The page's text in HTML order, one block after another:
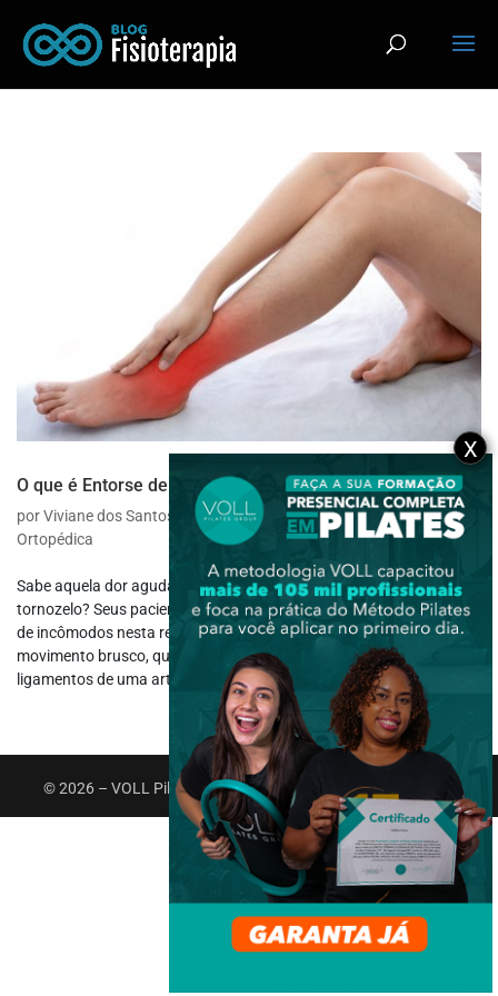
O que é Entorse de Tornozelo? Saiba como tratá-la!
porViviane dos Santos Souza|abr 11, 2022|Fisioterapia
Ortopédica
Sabe aquela dor aguda, que acontece após uma torção no
tornozelo? Seus pacientes já procuraram atendimento reclamando
de incômodos nesta região? A entorse do tornozelo é um
movimento brusco, que leva a um estiramento ou ruptura de
ligamentos de uma articulação. Esse...
© 2026 – VOLL Pilates Group. Todos os direitos reservados.
X